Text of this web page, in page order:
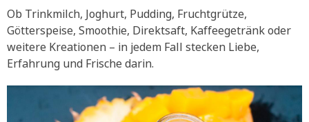
Ob Trinkmilch, Joghurt, Pudding, Fruchtgrütze,
Götterspeise, Smoothie, Direktsaft, Kaffeegetränk oder
weitere Kreationen – in jedem Fall stecken Liebe,
Erfahrung und Frische darin.